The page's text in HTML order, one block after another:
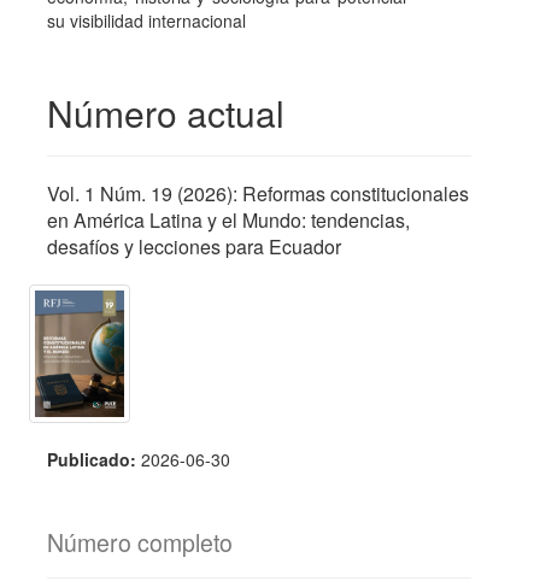
su visibilidad internacional
Número actual
Vol. 1 Núm. 19 (2026): Reformas constitucionales
en América Latina y el Mundo: tendencias,
desafíos y lecciones para Ecuador
Publicado: 2026-06-30
Número completo